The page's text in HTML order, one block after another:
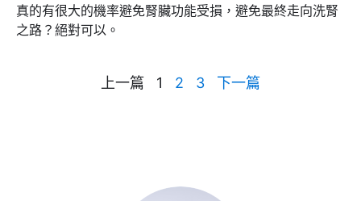
真的有很大的機率避免腎臟功能受損，避免最終走向洗腎
之路？絕對可以。
上一篇 1 2 3 下一篇